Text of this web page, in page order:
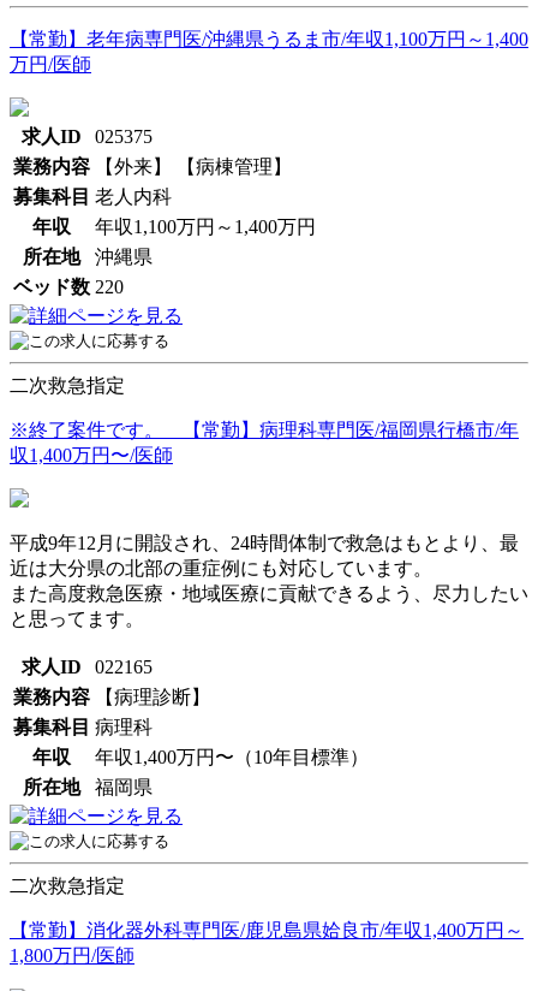
【常勤】老年病専門医/沖縄県うるま市/年収1,100万円～1,400
万円/医師
求人ID
025375
業務内容
【外来】 【病棟管理】
募集科目 老人内科
年収
年収1,100万円～1,400万円
所在地
沖縄県
ベッド数 220
二次救急指定
※終了案件です。 【常勤】病理科専門医/福岡県行橋市/年
収1,400万円〜/医師
平成9年12月に開設され、24時間体制で救急はもとより、最
近は大分県の北部の重症例にも対応しています。
また高度救急医療・地域医療に貢献できるよう、尽力したい
と思ってます。
求人ID
022165
業務内容
【病理診断】
募集科目 病理科
年収
年収1,400万円〜（10年目標準）
所在地
福岡県
二次救急指定
【常勤】消化器外科専門医/鹿児島県姶良市/年収1,400万円～
1,800万円/医師